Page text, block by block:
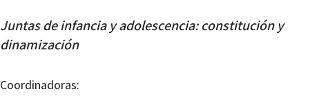
Juntas de infancia y adolescencia: constitución y
dinamización
Coordinadoras: